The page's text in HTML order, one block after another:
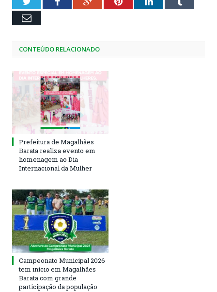
Email
CONTEÚDO RELACIONADO
Prefeitura de Magalhães
Barata realiza evento em
homenagem ao Dia
Internacional da Mulher
Campeonato Municipal 2026
tem início em Magalhães
Barata com grande
participação da população